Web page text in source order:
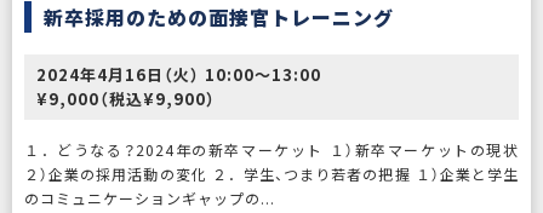
新卒採用のための面接官トレーニング
2024年4月16日（火） 10:00〜13:00
¥9,000（税込¥9,900）
１．どうなる？2024年の新卒マーケット １）新卒マーケットの現状
２）企業の採用活動の変化 ２．学生、つまり若者の把握 １）企業と学生
のコミュニケーションギャップの...